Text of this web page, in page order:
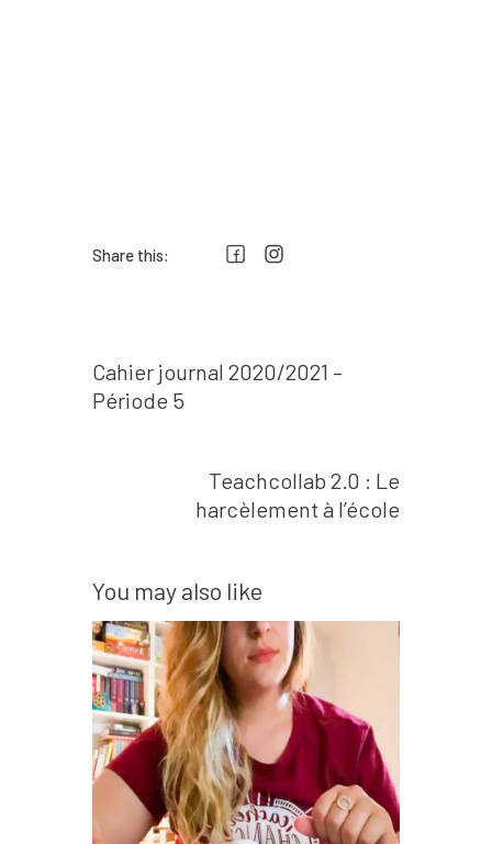
Share this:
de
l’article
Cahier journal 2020/2021 –
Période 5
Teachcollab 2.0 : Le
harcèlement à l’école
You may also like